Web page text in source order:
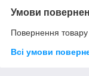
Умови
Повернення
Всі умови